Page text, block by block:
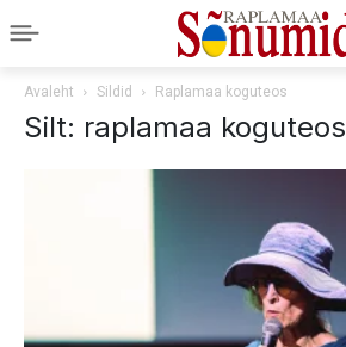
Avaleht Sildid Raplamaa koguteos
Silt: raplamaa koguteos